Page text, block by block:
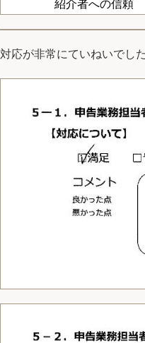
紹介者への信頼
対応が非常にていねいでし